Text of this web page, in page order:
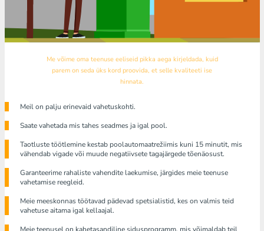
Me võime oma teenuse eeliseid pikka aega kirjeldada, kuid
parem on seda üks kord proovida, et selle kvaliteeti ise
hinnata.
Meil ​​on palju erinevaid vahetuskohti.
Saate vahetada mis tahes seadmes ja igal pool.
Taotluste töötlemine kestab poolautomaatrežiimis kuni 15 minutit, mis
vähendab vigade või muude negatiivsete tagajärgede tõenäosust.
Garanteerime rahaliste vahendite laekumise, järgides meie teenuse
vahetamise reegleid.
Meie meeskonnas töötavad pädevad spetsialistid, kes on valmis teid
vahetuse aitama igal kellaajal.